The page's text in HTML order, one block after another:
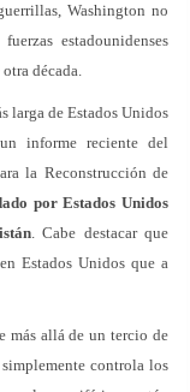
Washington no
estadounidenses
década.
larga de Estados Unidos
informe reciente del
la Reconstrucción de
por Estados Unidos
. Cabe destacar que
Estados Unidos que a
más allá de un tercio de
controla los